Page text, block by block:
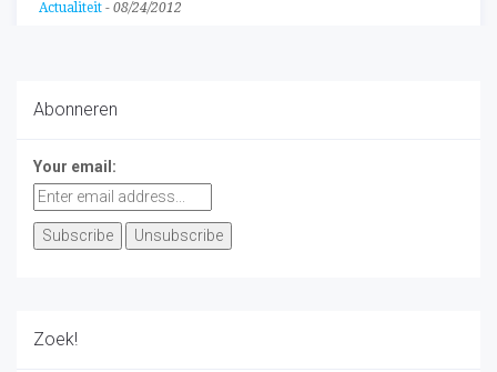
Actualiteit - 08/24/2012
Abonneren
Your email:
Zoek!